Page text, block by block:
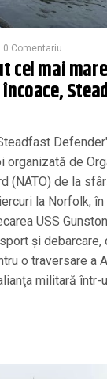
0 Comentariu
cel mai
încoace,
organizată de
(NATO) de la
la Norfolk,
USS
şi debarcare,
o traversare a
militară într-